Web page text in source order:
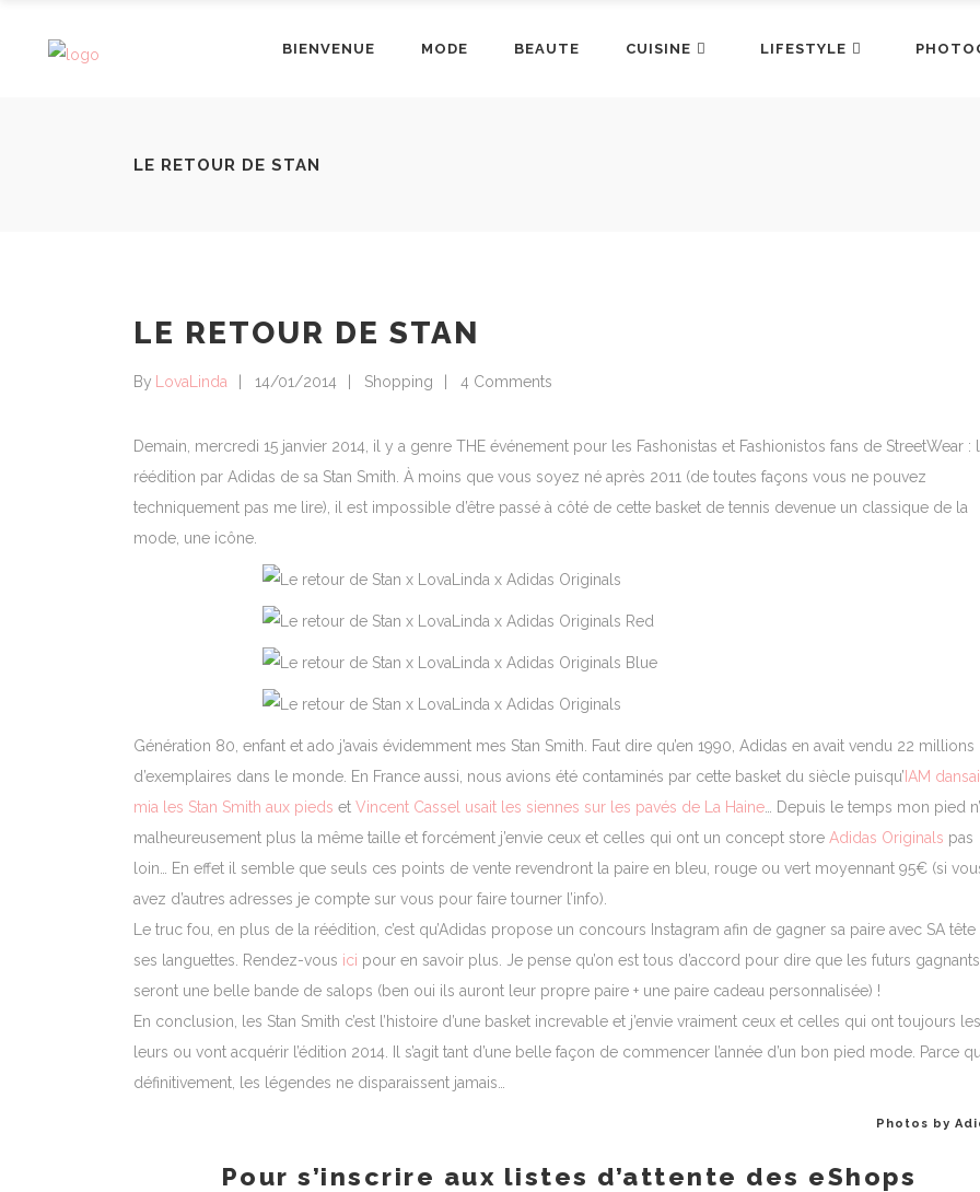
BIENVENUE MODE BEAUTE CUISINE LIFESTYLE
LE RETOUR DE STAN
LE RETOUR DE STAN
By LovaLinda 14/01/2014 Shopping 4 Comments
Demain, mercredi 15 janvier 2014, il y a genre THE événement pour les Fashonistas et Fashionistos fans de StreetWear :
réédition par Adidas de sa Stan Smith. À moins que vous soyez né après 2011 (de toutes façons vous ne pouvez
techniquement pas me lire), il est impossible d’être passé à côté de cette basket de tennis devenue un classique de la
mode, une icône.
Génération 80, enfant et ado j’avais évidemment mes Stan Smith. Faut dire qu’en 1990, Adidas en avait vendu 22 millions
d’exemplaires dans le monde. En France aussi, nous avions été contaminés par cette basket du siècle puisqu’ IAM
mia les Stan Smith aux pieds et Vincent Cassel usait les siennes sur les pavés de La Haine … Depuis le temps mon pied
malheureusement plus la même taille et forcément j’envie ceux et celles qui ont un concept store Adidas Originals pas
loin… En effet il semble que seuls ces points de vente revendront la paire en bleu, rouge ou vert moyennant 95€ (si
avez d’autres adresses je compte sur vous pour faire tourner l’info).
Le truc fou, en plus de la réédition, c’est qu’Adidas propose un concours Instagram afin de gagner sa paire avec SA tête
ses languettes. Rendez-vous ici pour en savoir plus. Je pense qu’on est tous d’accord pour dire que les futurs gagnants
seront une belle bande de salops (ben oui ils auront leur propre paire + une paire cadeau personnalisée) !
En conclusion, les Stan Smith c’est l’histoire d’une basket increvable et j’envie vraiment ceux et celles qui ont toujours les
leurs ou vont acquérir l’édition 2014. Il s’agit tant d’une belle façon de commencer l’année d’un bon pied mode. Parce
définitivement, les légendes ne disparaissent jamais…
Photos by
Pour s’inscrire aux listes d’attente des eShops